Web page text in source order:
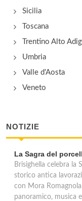
Sicilia
Toscana
Trentino Alto
Umbria
Valle d'Aosta
Veneto
NOTIZIE
La Sagra del
Brisighella celebra la
storico antica
con Mora
panoramico, musica